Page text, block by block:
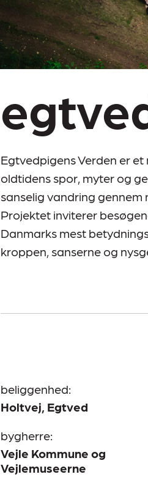
Egtvedpigens Verden er
oldtidens spor, myter og
sanselig vandring
Projektet inviterer
Danmarks mest
kroppen, sanserne og
beliggenhed:
Holtvej, Egtved
bygherre:
Vejle Kommune og
Vejlemuseerne